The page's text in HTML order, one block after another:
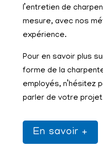
l’entretien de
mesure, avec nos
expérience.
Pour en savoir plus
forme de la
employés, n’hésitez
parler de votre
En savoir +